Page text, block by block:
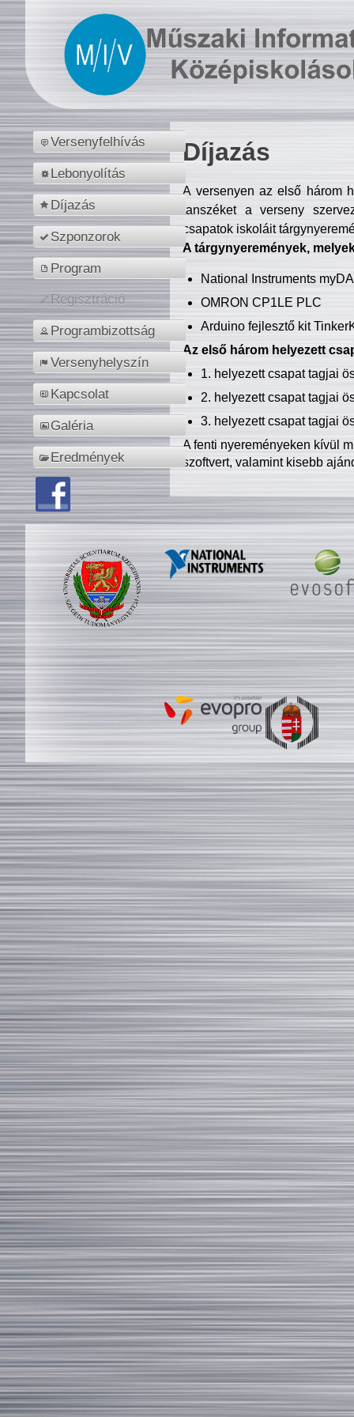
Versenyfelhívás
Lebonyolítás
Díjazás
Szponzorok
Program
Regisztráció
Programbizottság
Versenyhelyszín
Kapcsolat
Galéria
Eredmények
Díjazás
A versenyen az első három
tanszéket a verseny
csapatok iskoláit
A tárgynyeremények,
National Instruments
OMRON CP1LE PLC
Arduino fejlesztő kit
Az első három helyezett
1. helyezett csapat tagjai
2. helyezett csapat tagjai
3. helyezett csapat tagjai
A fenti nyereményeken kívül
szoftvert, valamint kisebb